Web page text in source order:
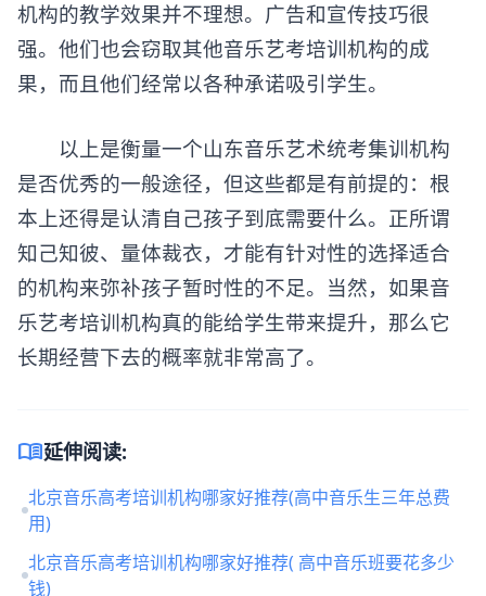
机构的教学效果并不理想。广告和宣传技巧很
强。他们也会窃取其他音乐艺考培训机构的成
果，而且他们经常以各种承诺吸引学生。
以上是衡量一个山东音乐艺术统考集训机构
是否优秀的一般途径，但这些都是有前提的：根
本上还得是认清自己孩子到底需要什么。正所谓
知己知彼、量体裁衣，才能有针对性的选择适合
的机构来弥补孩子暂时性的不足。当然，如果音
乐艺考培训机构真的能给学生带来提升，那么它
长期经营下去的概率就非常高了。
menu_book延伸阅读:
北京音乐高考培训机构哪家好推荐(高中音乐生三年总费
用)
北京音乐高考培训机构哪家好推荐( 高中音乐班要花多少
钱)